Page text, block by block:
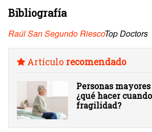
Bibliografía
Raúl San Segundo RiescoTop Doctors
Artículo recomendado
Personas
¿qué hacer
fragilidad?